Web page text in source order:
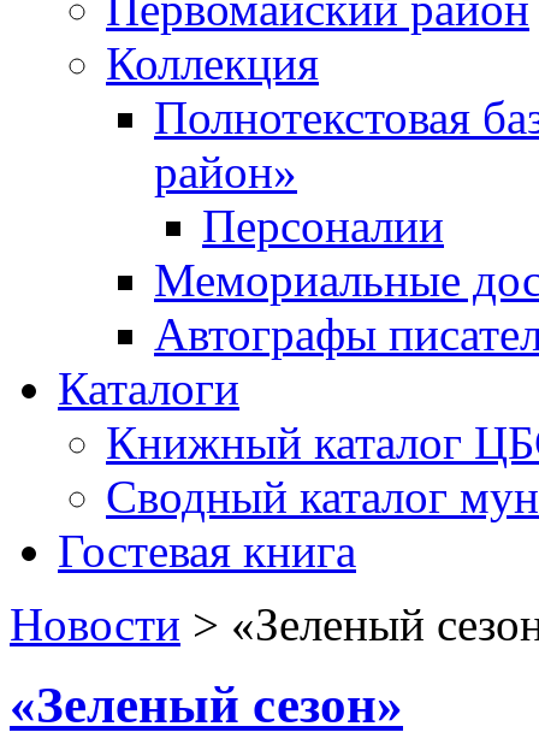
Коллекция
Полнотекстовая
район»
Персоналии
Мемориальные
Автографы
Каталоги
Книжный каталог
Сводный каталог
Гостевая книга
Новости > «Зеленый
«Зеленый сезон»